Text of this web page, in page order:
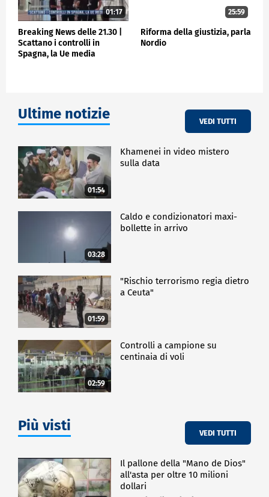
01:17
Breaking News delle 21.30 |
Scattano i controlli in
Spagna, la Ue media
25:59
Riforma della giustizia, parla
Nordio
Ultime notizie VEDI TUTTI
01:54
Khamenei in video mistero
sulla data
03:28
Caldo e condizionatori maxi-
bollette in arrivo
01:59
"Rischio terrorismo regia dietro
a Ceuta"
02:59
Controlli a campione su
centinaia di voli
Più visti VEDI TUTTI
Il pallone della "Mano de Dios"
all'asta per oltre 10 milioni
dollari